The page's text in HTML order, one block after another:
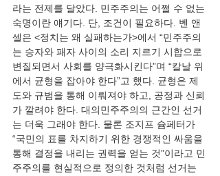
라는 전제를 달았다. 민주주의는 어쩔 수 없는
숙명이란 얘기다. 단, 조건이 필요하다. 벤 앤
셀은 <정치는 왜 실패하는가>에서 “민주주의
는 승자와 패자 사이의 소리 지르기 시합으로
변질되면서 사회를 양극화시킨다”며 “칼날 위
에서 균형을 잡아야 한다”고 했다. 균형은 제
도와 규범을 통해 이뤄져야 하고, 공정과 신뢰
가 깔려야 한다. 대의민주주의의 근간인 선거
는 더욱 그래야 한다. 물론 조지프 슘페터가
“국민의 표를 차지하기 위한 경쟁적인 싸움을
통해 결정을 내리는 권력을 얻는 것”이라고 민
주주의를 현실적으로 정의한 것처럼 선거는